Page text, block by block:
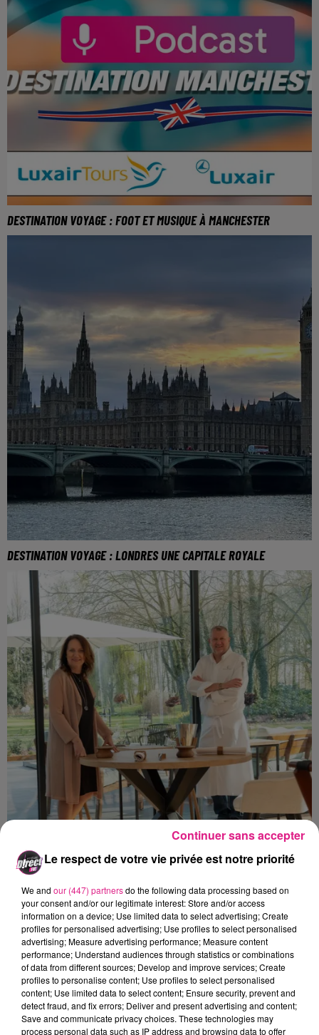
DESTINATION VOYAGE : FOOT ET MUSIQUE À MANCHESTER
Une nouvelle destination week-end pour les lorrains :
DESTINATION VOYAGE : LONDRES UNE CAPITALE ROYALE
L’Angleterre près de chez nous, à peine 1 heure 15 de
DESTINATION VOYAGE : DIRECTION LES HAUTS DE FRANCE AU
CHATEAU DE...
Un trajet à 3h30 de la Lorraine.
Le respect de votre vie privée est notre priorité
We and our (447) partnersdo the following data processing based on
your consent and/or our legitimate interest: Store and/or access
information on a device; Use limited data to select advertising; Create
profiles for personalised advertising; Use profiles to select personalised
advertising; Measure advertising performance; Measure content
performance; Understand audiences through statistics or combinations
of data from different sources; Develop and improve services; Create
profiles to personalise content; Use profiles to select personalised
content; Use limited data to select content; Ensure security, prevent and
detect fraud, and fix errors; Deliver and present advertising and content;
Save and communicate privacy choices. These technologies may
process personal data such as IP address and browsing data to offer
Continuer sans accepter